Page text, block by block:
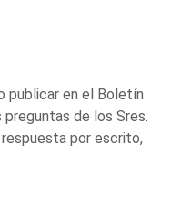
publicar en el Boletín
de los Sres.
por escrito,